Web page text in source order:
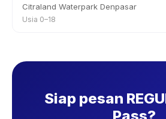
Citraland Waterpark Denpasar
Usia 0–18
Siap pesan